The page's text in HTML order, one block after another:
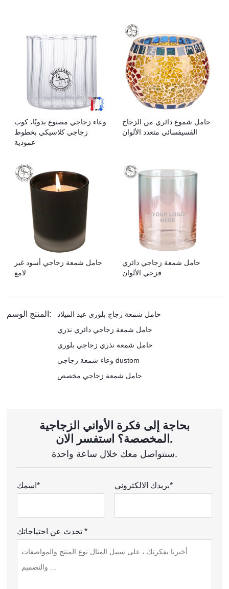
وعاء زجاجي مصنوع يدويًا، كوب
زجاجي كلاسيكي بخطوط
عمودية
حامل شموع دائري من الزجاج
الفسيفسائي متعدد الألوان
حامل شمعة زجاجي أسود غير
لامع
حامل شمعة زجاجي دائري
قزحي الألوان
المنتج الوسم:
حامل شمعة زجاج بلوري عيد الميلاد
حامل شمعة زجاجي دائري نذري
حامل شمعة نذري زجاجي بلوري
وعاء شمعة زجاجي dustom
حامل شمعة زجاجي مخصص
بحاجة إلى فكرة الأواني الزجاجية
المخصصة؟ استفسر الان.
سنتواصل معك خلال ساعة واحدة.
اسمك* بريدك الالكتروني*
تحدث عن احتياجاتك *